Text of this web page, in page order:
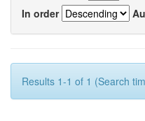
In order
Results 1-1 of 1 (Search